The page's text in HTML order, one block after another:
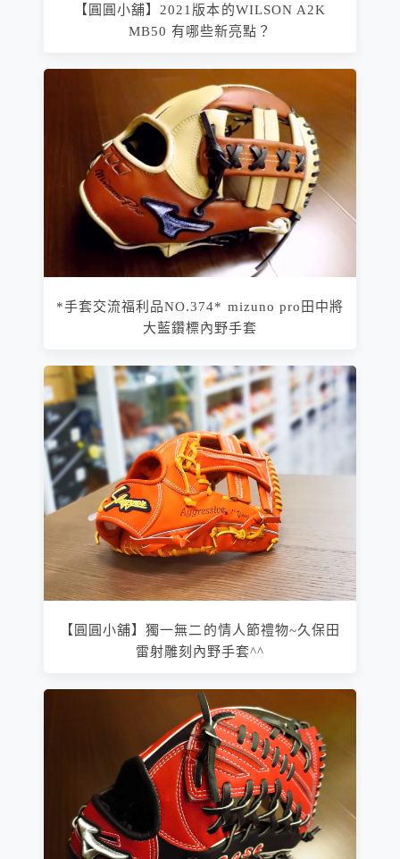
【圓圓小舖】2021版本的WILSON A2K
MB50 有哪些新亮點？
*手套交流福利品NO.374* mizuno pro田中將
大藍鑽標內野手套
【圓圓小舖】獨一無二的情人節禮物~久保田
雷射雕刻內野手套^^